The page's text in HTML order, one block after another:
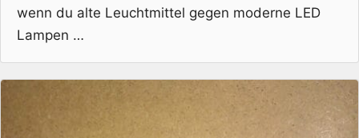
wenn du alte Leuchtmittel gegen moderne LED
Lampen …